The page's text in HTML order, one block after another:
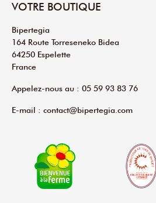
VOTRE BOUTIQUE
Bipertegia
164 Route Torreseneko Bidea
64250 Espelette
France
Appelez-nous au : 05 59 93 83 76
E-mail : contact@bipertegia.com